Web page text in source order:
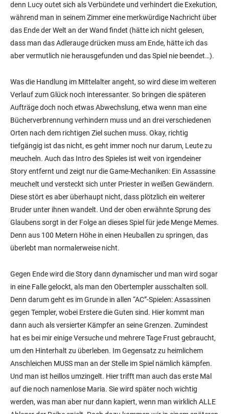
denn Lucy outet sich als Verbündete und verhindert die Exekution,
während man in seinem Zimmer eine merkwürdige Nachricht über
das Ende der Welt an der Wand findet (hätte ich nicht gelesen,
dass man das Adlerauge drücken muss am Ende, hätte ich das
aber vermutlich nie herausgefunden und das Spiel nie beendet…).
Was die Handlung im Mittelalter angeht, so wird diese im weiteren
Verlauf zum Glück noch interessanter. So bringen die späteren
Aufträge doch noch etwas Abwechslung, etwa wenn man eine
Bücherverbrennung verhindern muss und an drei verschiedenen
Orten nach dem richtigen Ziel suchen muss. Okay, richtig
tiefgängig ist das nicht, es geht immer noch nur darum, Leute zu
meucheln. Auch das Intro des Spieles ist weit von irgendeiner
Story entfernt und zeigt nur die Game-Mechaniken: Ein Assassine
meuchelt und versteckt sich unter Priester in weißen Gewändern.
Diese stört es aber überhaupt nicht, dass plötzlich ein weiterer
Bruder unter ihnen wandelt. Und der oben erwähnte Sprung des
Glaubens sorgt in der Folge an dieses Spiel für jede Menge Memes.
Denn aus 100 Metern Höhe in einen Heuballen zu springen, das
überlebt man normalerweise nicht.
Gegen Ende wird die Story dann dynamischer und man wird sogar
in eine Falle gelockt, als man den Obertempler ausschalten soll.
Denn darum geht es im Grunde in allen “AC”-Spielen: Assassinen
gegen Templer, wobei Erstere die Guten sind. Hier kommt man
dann auch als versierter Kämpfer an seine Grenzen. Zumindest
hat es bei mir einige Versuche und mehrere Tage Frust gebraucht,
um den Hinterhalt zu überleben. Im Gegensatz zu heimlichem
Anschleichen MUSS man an der Stelle im Spiel nämlich kämpfen.
Und man ist heillos umzingelt. Hier trifft man auch das erste Mal
auf die noch namenlose Maria. Sie wird später noch wichtig
werden, was man aber nur dann kapiert, wenn man wirklich ALLE